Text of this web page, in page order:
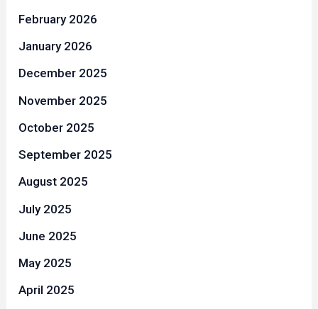
February 2026
January 2026
December 2025
November 2025
October 2025
September 2025
August 2025
July 2025
June 2025
May 2025
April 2025